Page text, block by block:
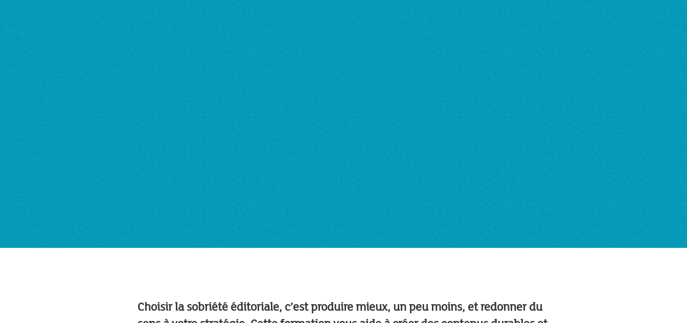
Choisir la sobriété éditoriale, c’est produire mieux, un peu moins, et redonner du